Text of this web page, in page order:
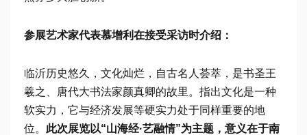
参展艺术家代表慕增利在接受采访时介绍：
临沂历史悠久，文化灿烂，自古名人荟萃，是书圣王
羲之、唐代大书法家颜真卿的故里。指出文化是一种
软实力，它与经济发展等硬实力处于同样重要的地
位。 此次展览以“山海经·艺融情”为主题，意义在于南